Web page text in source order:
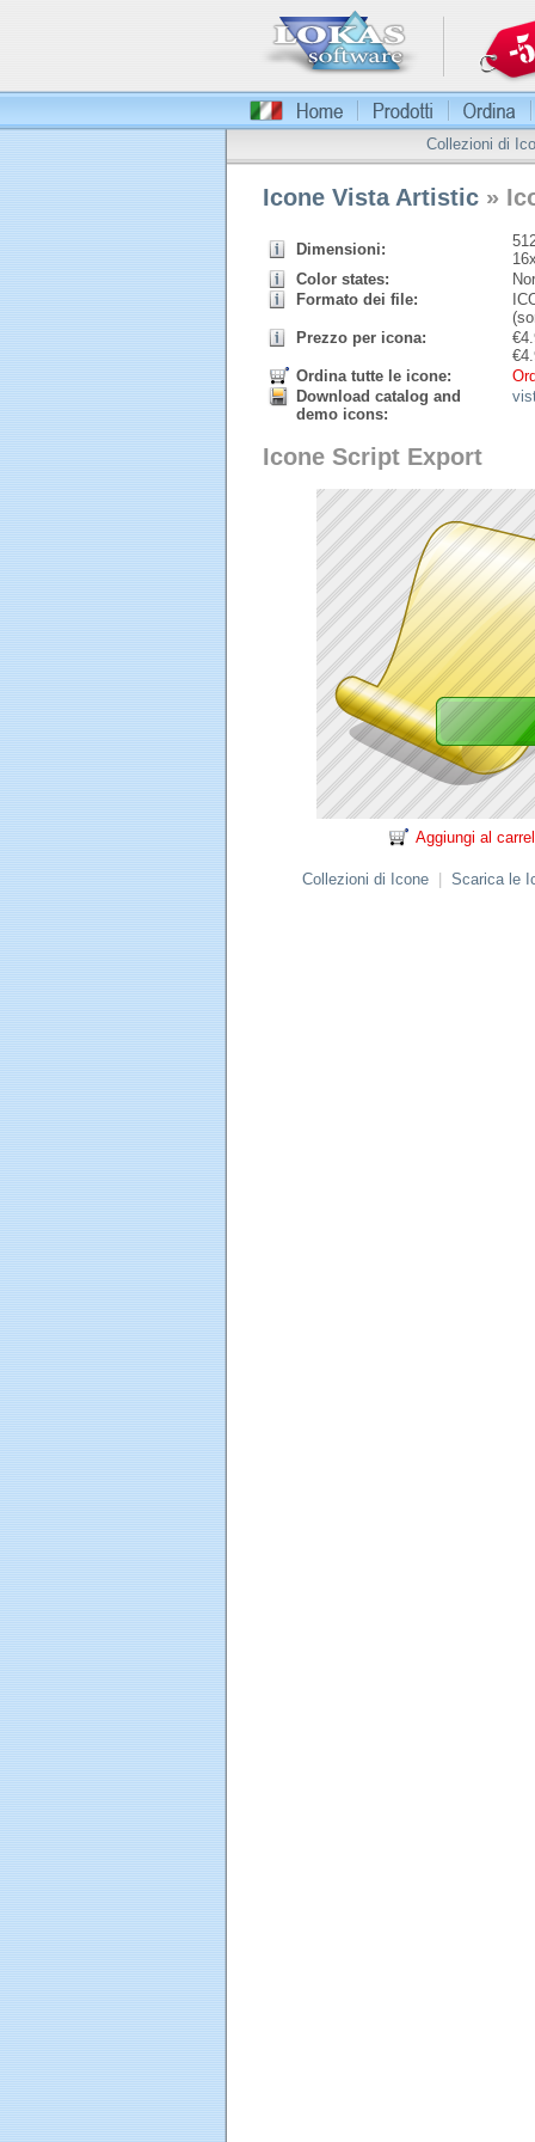
Collezioni di
Icone Vista Artistic »
Dimensioni:
Color states:
Formato dei file:
Prezzo per icona:
€
€
Ordina tutte le icone:
Download catalog and
demo icons:
Icone Script Export
Aggiungi al
Collezioni di Icone Scarica le